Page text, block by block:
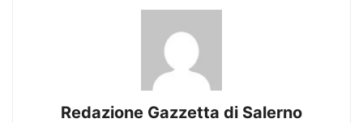
Redazione Gazzetta di Salerno